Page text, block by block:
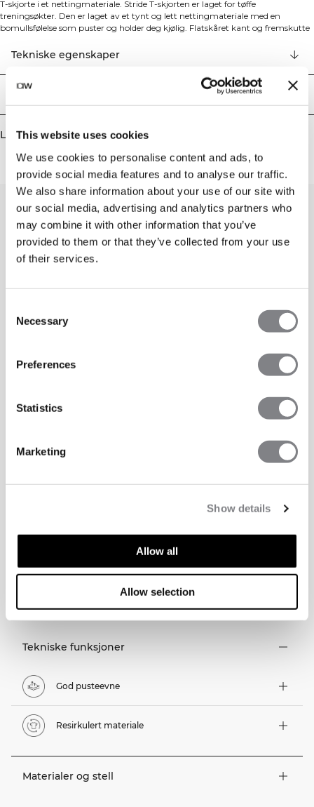
This website uses cookies
We use cookies to personalise content and ads, to
provide social media features and to analyse our traffic.
We also share information about your use of our site with
our social media, advertising and analytics partners who
may combine it with other information that you’ve
provided to them or that they’ve collected from your use
of their services.
Selection
Necessary
Preferences
Statistics
Marketing
Show details
Allow all
Allow selection
T-skjorte i et nettingmateriale. Stride T-skjorten er laget for tøffe
treningsøkter. Den er laget av et tynt og lett nettingmateriale med en
bomullsfølelse som puster og holder deg kjølig. Flatskåret kant og fremskutte
enn bryststykket. 81% resirkulert polyester, 14% bomull, 5% elastan.
Tekniske egenskaper
Lignende produkter
TEKNISKE EGENSKAPER
Tekniske funksjoner
God pusteevne
Resirkulert materiale
Materialer og stell